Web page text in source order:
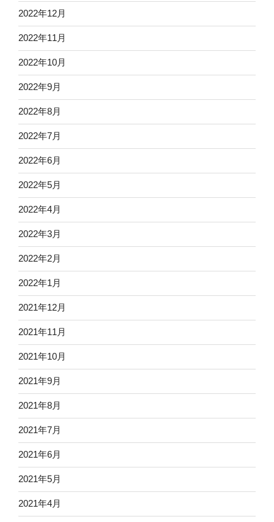
2022年12月
2022年11月
2022年10月
2022年9月
2022年8月
2022年7月
2022年6月
2022年5月
2022年4月
2022年3月
2022年2月
2022年1月
2021年12月
2021年11月
2021年10月
2021年9月
2021年8月
2021年7月
2021年6月
2021年5月
2021年4月